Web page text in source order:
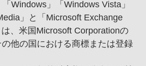
「Windows」「Windows Vista」
」と「Microsoft Exchange
、 米国Microsoft Corporationの
他の国における商標または登録